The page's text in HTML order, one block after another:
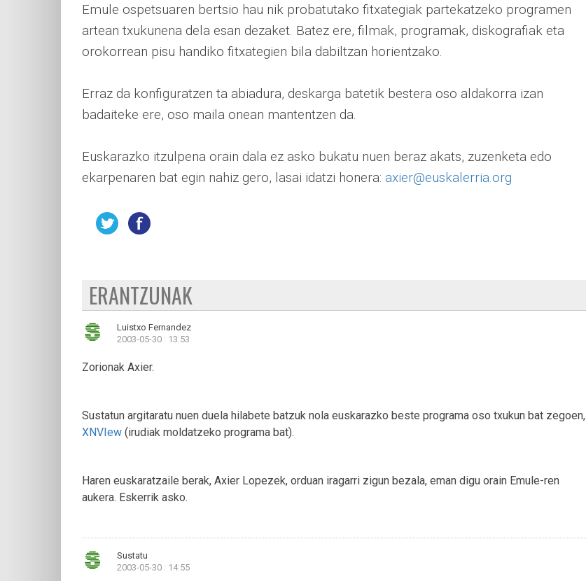
Emule ospetsuaren bertsio hau nik probatutako fitxategiak partekatzeko programen
artean txukunena dela esan dezaket. Batez ere, filmak, programak, diskografiak eta
orokorrean pisu handiko fitxategien bila dabiltzan horientzako.
Erraz da konfiguratzen ta abiadura, deskarga batetik bestera oso aldakorra izan
badaiteke ere, oso maila onean mantentzen da.
Euskarazko itzulpena orain dala ez asko bukatu nuen beraz akats, zuzenketa edo
ekarpenaren bat egin nahiz gero, lasai idatzi honera: axier@euskalerria.org
ERANTZUNAK
Luistxo Fernandez
2003-05-30 : 13:53
Zorionak Axier.
Sustatun argitaratu nuen duela hilabete batzuk nola euskarazko beste programa oso txukun bat zegoen,
XNVIew (irudiak moldatzeko programa bat).
Haren euskaratzaile berak, Axier Lopezek, orduan iragarri zigun bezala, eman digu orain Emule-ren
aukera. Eskerrik asko.
Sustatu
2003-05-30 : 14:55